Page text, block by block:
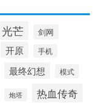
光芒 剑网
开原 手机
最终幻想 模式
炮塔 热血传奇